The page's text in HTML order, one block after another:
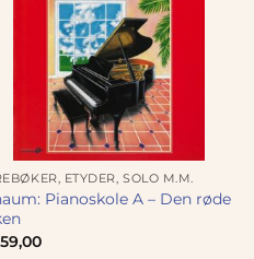
ETYDER, SOLO M.M.
Pianoskole A – Den røde